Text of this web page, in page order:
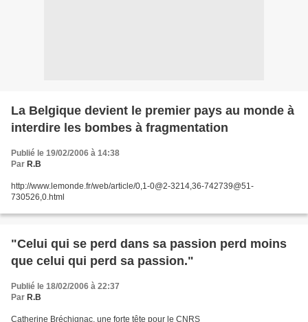
La Belgique devient le premier pays au monde à
interdire les bombes à fragmentation
Publié le 19/02/2006 à 14:38
Par R.B
http://www.lemonde.fr/web/article/0,1-0@2-3214,36-742739@51-
730526,0.html
"Celui qui se perd dans sa passion perd moins
que celui qui perd sa passion."
Publié le 18/02/2006 à 22:37
Par R.B
Catherine Bréchignac, une forte tête pour le CNRS